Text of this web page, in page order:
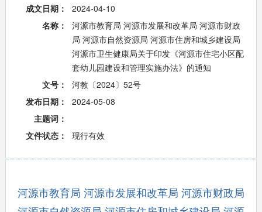
成文日期：
2024-04-10
名称：
河源市教育局 河源市发展和改革局 河源市财政
局 河源市自然资源局 河源市住房和城乡建设局
河源市卫生健康局关于印发《河源市住宅小区配
套幼儿园建设和管理实施办法》的通知
文号：
河教〔2024〕52号
发布日期：
2024-05-08
主题词：
文件状态：
现行有效
河源市教育局 河源市发展和改革局 河源市财政局